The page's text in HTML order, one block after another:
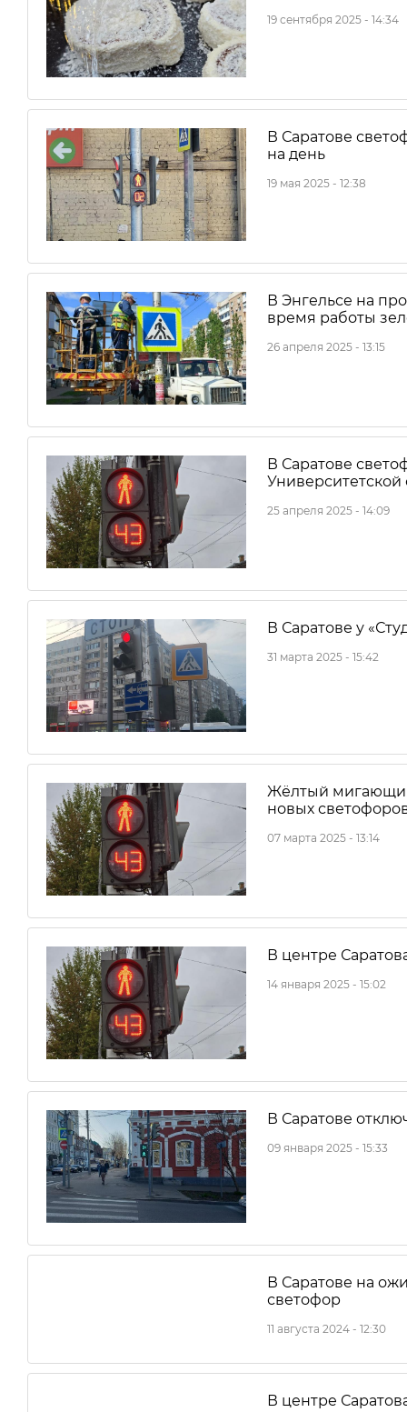
19 сентября 2025 - 14:34
В Саратове
на день
19 мая 2025 - 12:38
В Энгельсе на
время работы
26 апреля 2025 - 13:15
В Саратове
Университетской
25 апреля 2025 - 14:09
В Саратове у
31 марта 2025 - 15:42
Жёлтый мигающий
новых
07 марта 2025 - 13:14
В центре
14 января 2025 - 15:02
В Саратове
09 января 2025 - 15:33
В Саратове на
светофор
11 августа 2024 - 12:30
В центре